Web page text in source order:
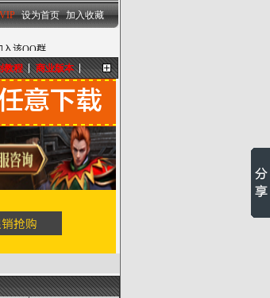
设为首页|加入收藏
设为首页 加入收藏
更多...
教程 商业版本